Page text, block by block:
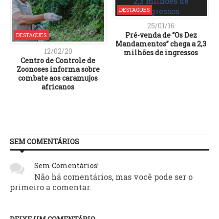
DESTAQUES
12/02/20
Centro de Controle de
Zoonoses informa sobre
combate aos caramujos
africanos
DESTAQUES
25/01/16
Pré-venda de “Os Dez
Mandamentos” chega a 2,3
milhões de ingressos
SEM COMENTÁRIOS
Sem Comentários!
Não há comentários, mas você pode ser o
primeiro a comentar.